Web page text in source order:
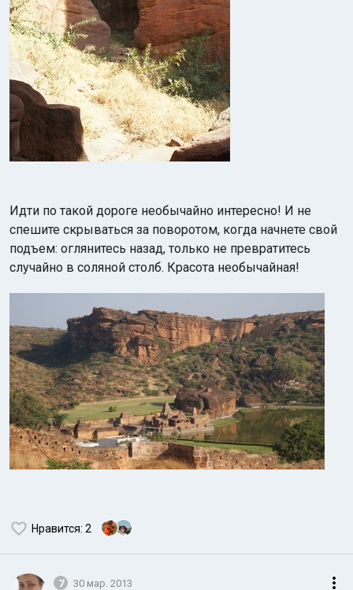
Идти по такой дороге необычайно интересно! И не
спешите скрываться за поворотом, когда начнете свой
подъем: оглянитесь назад, только не превратитесь
случайно в соляной столб. Красота необычайная!
Нравится: 2
7 30 мар. 2013